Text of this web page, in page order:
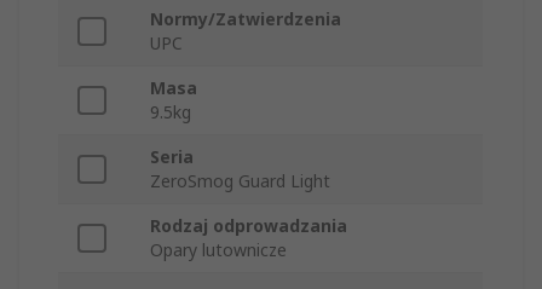
Normy/Zatwierdzenia
UPC
Masa
9.5kg
Seria
ZeroSmog Guard Light
Rodzaj odprowadzania
Opary lutownicze